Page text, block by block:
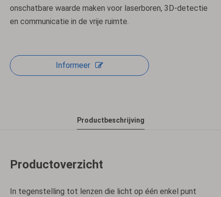
onschatbare waarde maken voor laserboren, 3D-detectie
en communicatie in de vrije ruimte.
Informeer
Productbeschrijving
Productoverzicht
In tegenstelling tot lenzen die licht op één enkel punt